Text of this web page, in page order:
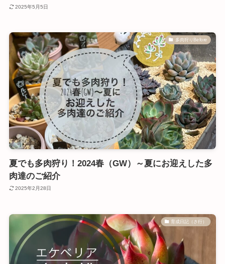
2025年5月5日
多肉狩りBefore
夏でも多肉狩り！2024春（GW）～夏にお迎えした多
肉達のご紹介
2025年2月28日
育成日記（さ行）